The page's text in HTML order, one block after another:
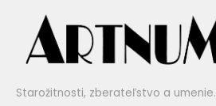
Starožitnosti, zberateľstvo a umenie.